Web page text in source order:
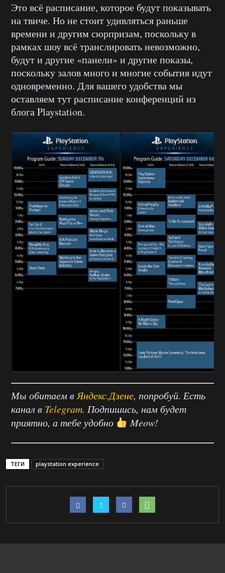
Это всё расписание, которое будут показывать
на твиче. Но не стоит удивляться раньше
времени и другим сюрпризам, поскольку в
рамках шоу всё транслировать невозможно,
будут и другие «панели» и другие показы,
поскольку залов много и многие события идут
одновременно. Для вашего удобства мы
оставляем тут расписание конференций из
блога Playstation.
Мы обитаем в Яндекс.Дзене, попробуй. Есть
канал в Telegram. Подпишись, нам будет
приятно, а тебе удобно
Meow!
ТЕГИ playstation experience